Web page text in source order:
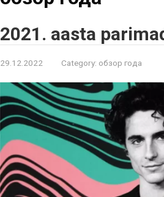
2021. aasta
29.12.2022 Category: обзор года